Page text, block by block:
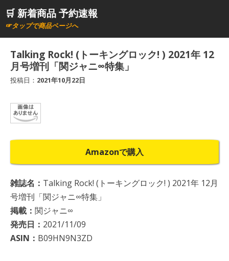
ン🛒 新着商品 予約速報
☞タップで商品ページへ
Talking Rock! (トーキングロック! ) 2021年 12
月号増刊「関ジャニ∞特集」
投稿日： 2021年10月22日
Amazonで購入
雑誌名： Talking Rock! (トーキングロック! ) 2021年 12月
号増刊「関ジャニ∞特集」
掲載： 関ジャニ∞
発売日： 2021/11/09
ASIN： B09HN9N3ZD